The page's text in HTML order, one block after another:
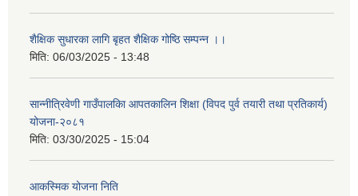
शैक्षिक सुधारका लागि बृहत शैक्षिक गोष्ठि सम्पन्न ।।
मिति: 06/03/2025 - 13:48
सान्नीत्रिवेणी गाउँपालकिा आपतकालिन शिक्षा (विपद पुर्व तयारी तथा प्रतिकार्य)
योजना-२०८१
मिति: 03/30/2025 - 15:04
आकस्मिक योजना निति